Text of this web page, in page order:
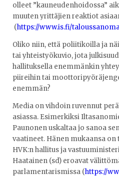
olleet ”kauneudenhoidossa”
muuten yrittäjien reaktiot
(https://www.is.fi/
Oliko niin, että poliitikoilla ja
tai yhteistyökuvio, jota
hallituksella enemmänkin
piireihin tai
enemmän?
Media on vihdoin ruvennut
asiassa. Esimerkiksi
Paunonen uskaltaa jo sanoa
vaatineet. Hänen mukaansa
HVK:n hallitus ja
Haatainen (sd) eroavat
parlamentarismissa (https://